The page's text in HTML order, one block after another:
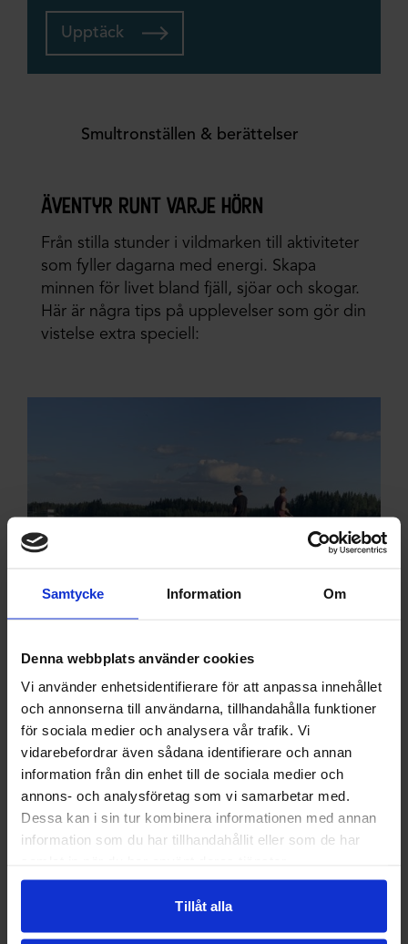
Samtycke Information Om
Denna webbplats använder cookies
Vi använder enhetsidentifierare för att anpassa innehållet
och annonserna till användarna, tillhandahålla funktioner
för sociala medier och analysera vår trafik. Vi
vidarebefordrar även sådana identifierare och annan
information från din enhet till de sociala medier och
annons- och analysföretag som vi samarbetar med.
Dessa kan i sin tur kombinera informationen med annan
information som du har tillhandahållit eller som de har
Tillåt alla
Upptäck
Smultronställen & berättelser
äventyr runt varje hörn
Från stilla stunder i vildmarken till aktiviteter
som fyller dagarna med energi. Skapa
minnen för livet bland fjäll, sjöar och skogar.
Här är några tips på upplevelser som gör din
vistelse extra speciell:
fiske
Upptäck